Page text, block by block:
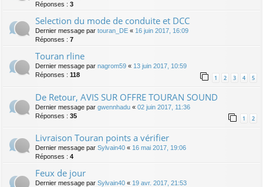
Réponses : 3
Selection du mode de conduite et DCC
Dernier message par touran_DE « 16 juin 2017, 16:09
Réponses : 7
Touran rline
Dernier message par nagrom59 « 13 juin 2017, 10:59
Réponses : 118 1 2 3 4 5
De Retour, AVIS SUR OFFRE TOURAN SOUND
Dernier message par gwennhadu « 02 juin 2017, 11:36
Réponses : 35 1 2
Livraison Touran points a vérifier
Dernier message par Sylvain40 « 16 mai 2017, 19:06
Réponses : 4
Feux de jour
Dernier message par Sylvain40 « 19 avr. 2017, 21:53